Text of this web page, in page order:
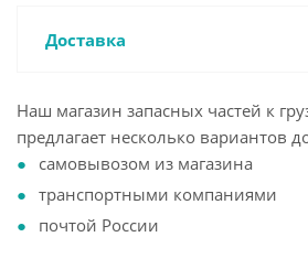
Доставка
Наш магазин запасных частей к
предлагает несколько вариантов
самовывозом из магазина
транспортными компаниями
почтой России